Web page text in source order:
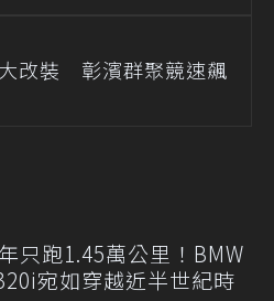
改裝 彰濱群聚競速飆
只跑1.45萬公里！BMW
宛如穿越近半世紀時